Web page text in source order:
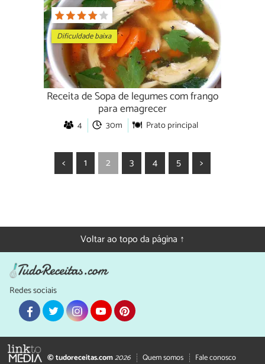
Dificuldade baixa
Receita de Sopa de legumes com frango
para emagrecer
4 30m Prato principal
< 1 2 3 4 5 >
Voltar ao topo da página ↑
Redes sociais
© tudoreceitas.com2026 Quem somos Fale conosco